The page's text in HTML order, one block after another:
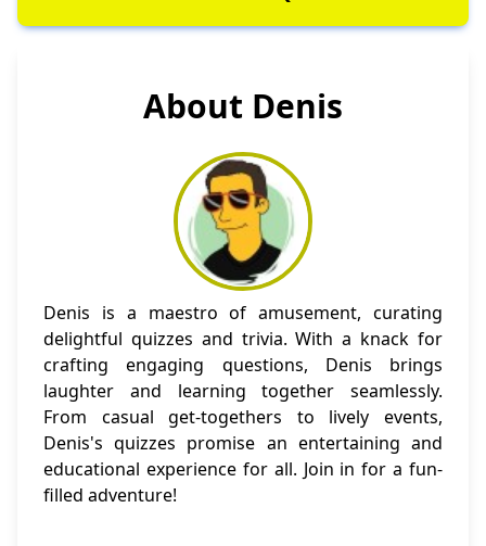
About Denis
Denis is a maestro of amusement, curating
delightful quizzes and trivia. With a knack for
crafting engaging questions, Denis brings
laughter and learning together seamlessly.
From casual get-togethers to lively events,
Denis's quizzes promise an entertaining and
educational experience for all. Join in for a fun-
filled adventure!